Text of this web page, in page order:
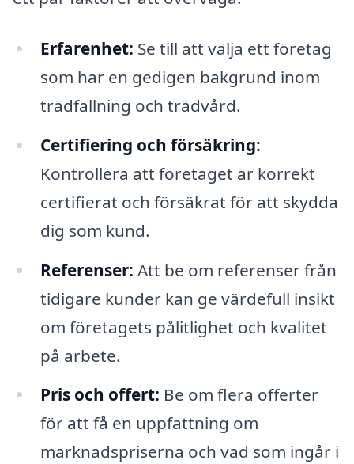
Erfarenhet: Se till att välja ett företag
som har en gedigen bakgrund inom
trädfällning och trädvård.
Certifiering och försäkring:
Kontrollera att företaget är korrekt
certifierat och försäkrat för att skydda
dig som kund.
Referenser: Att be om referenser från
tidigare kunder kan ge värdefull insikt
om företagets pålitlighet och kvalitet
på arbete.
Pris och offert: Be om flera offerter
för att få en uppfattning om
marknadspriserna och vad som ingår i